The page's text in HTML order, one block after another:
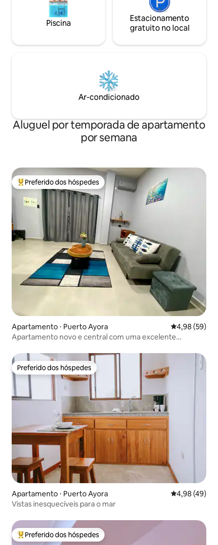
Piscina
Estacionamento
gratuito no local
Ar-condicionado
Aluguel por temporada de apartamento
por semana
Entre os melhores preferidos dos hóspedes
Preferido dos hóspedes
Apartamento ⋅ Puerto Ayora 4,98 de uma
4,98 (59)
Apartamento novo e central com uma excelente
Preferido dos hóspedes
Preferido dos hóspedes
Apartamento ⋅ Puerto Ayora 4,98 de uma
4,98 (49)
Vistas inesquecíveis para o mar
Entre os melhores preferidos dos hóspedes
Preferido dos hóspedes